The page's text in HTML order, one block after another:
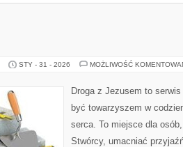
STY - 31 - 2026 MOŻLIWOŚĆ
Droga z Jezusem to
być towarzyszem w
serca. To miejsce dla
Stwórcy, umacniać